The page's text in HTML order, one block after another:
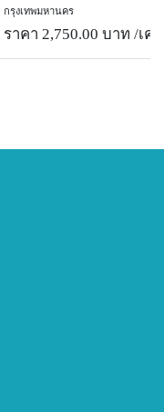
กรุงเทพมหานคร
ราคา 2,750.00 บาท /เค